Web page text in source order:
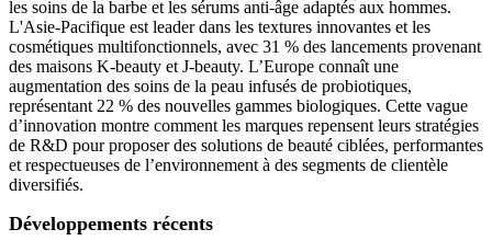
les soins de la barbe et les sérums anti-âge adaptés aux hommes.
L'Asie-Pacifique est leader dans les textures innovantes et les
cosmétiques multifonctionnels, avec 31 % des lancements provenant
des maisons K-beauty et J-beauty. L’Europe connaît une
augmentation des soins de la peau infusés de probiotiques,
représentant 22 % des nouvelles gammes biologiques. Cette vague
d’innovation montre comment les marques repensent leurs stratégies
de R&D pour proposer des solutions de beauté ciblées, performantes
et respectueuses de l’environnement à des segments de clientèle
diversifiés.
Développements récents